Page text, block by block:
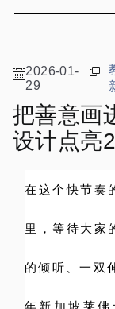
2026-01-
29
把善意画
设计点亮
在这个快节奏
里，等待大家
的倾听、一双